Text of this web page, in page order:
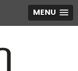
MENU